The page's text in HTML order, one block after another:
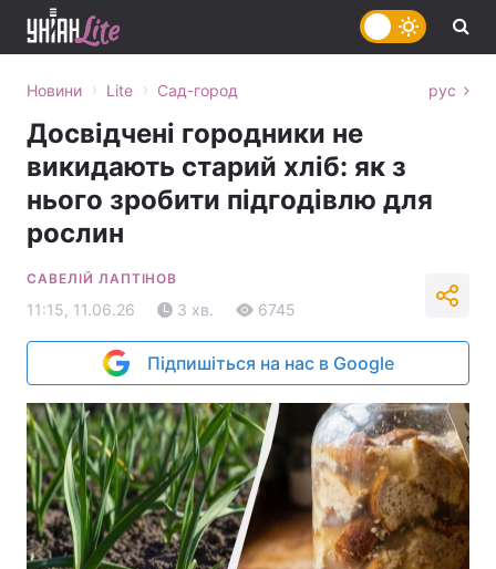
Новини › Lite › Сад-город рус
Досвідчені городники не
викидають старий хліб: як з
нього зробити підгодівлю для
рослин
САВЕЛІЙ ЛАПТІНОВ
11:15, 11.06.26 3 хв. 6745
Підпишіться на нас в Google